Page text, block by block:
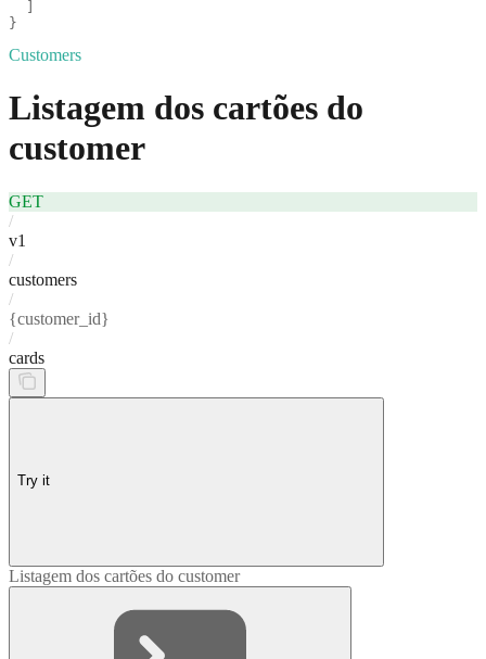
}
Customers
Listagem dos cartões do
customer
GET
/
v1
/
customers
/
{customer_id}
/
cards
Try it
Listagem dos cartões do customer